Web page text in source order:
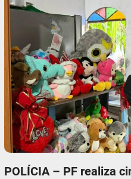
POLÍCIA – PF realiza